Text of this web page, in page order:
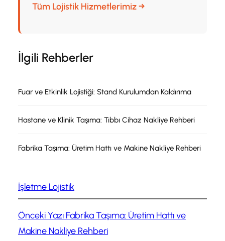
Tüm Lojistik Hizmetlerimiz →
İlgili Rehberler
Fuar ve Etkinlik Lojistiği: Stand Kurulumdan Kaldırıma
Hastane ve Klinik Taşıma: Tıbbı Cihaz Nakliye Rehberi
Fabrika Taşıma: Üretim Hattı ve Makine Nakliye Rehberi
İşletme Lojistik
Önceki Yazı Fabrika Taşıma: Üretim Hattı ve
Makine Nakliye Rehberi